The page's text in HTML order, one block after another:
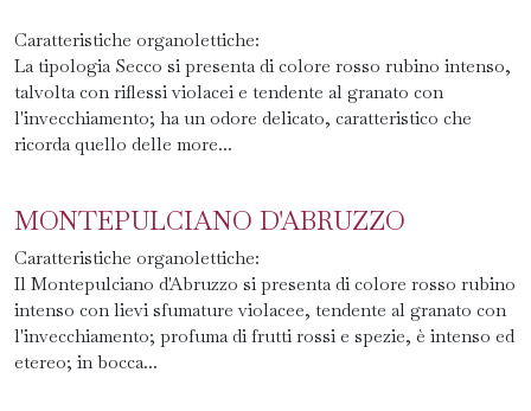
Caratteristiche organolettiche:
La tipologia Secco si presenta di colore rosso rubino intenso,
talvolta con riflessi violacei e tendente al granato con
l'invecchiamento; ha un odore delicato, caratteristico che
ricorda quello delle more...
MONTEPULCIANO D'ABRUZZO
Caratteristiche organolettiche:
Il Montepulciano d'Abruzzo si presenta di colore rosso rubino
intenso con lievi sfumature violacee, tendente al granato con
l'invecchiamento; profuma di frutti rossi e spezie, è intenso ed
etereo; in bocca...